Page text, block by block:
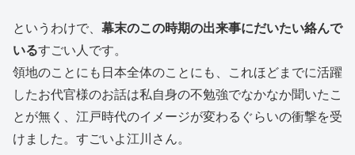
というわけで、 幕末のこの時期の出来事にだいたい絡んで
いるすごい人です。
領地のことにも日本全体のことにも、これほどまでに活躍
したお代官様のお話は私自身の不勉強でなかなか聞いたこ
とが無く、江戸時代のイメージが変わるぐらいの衝撃を受
けました。すごいよ江川さん。